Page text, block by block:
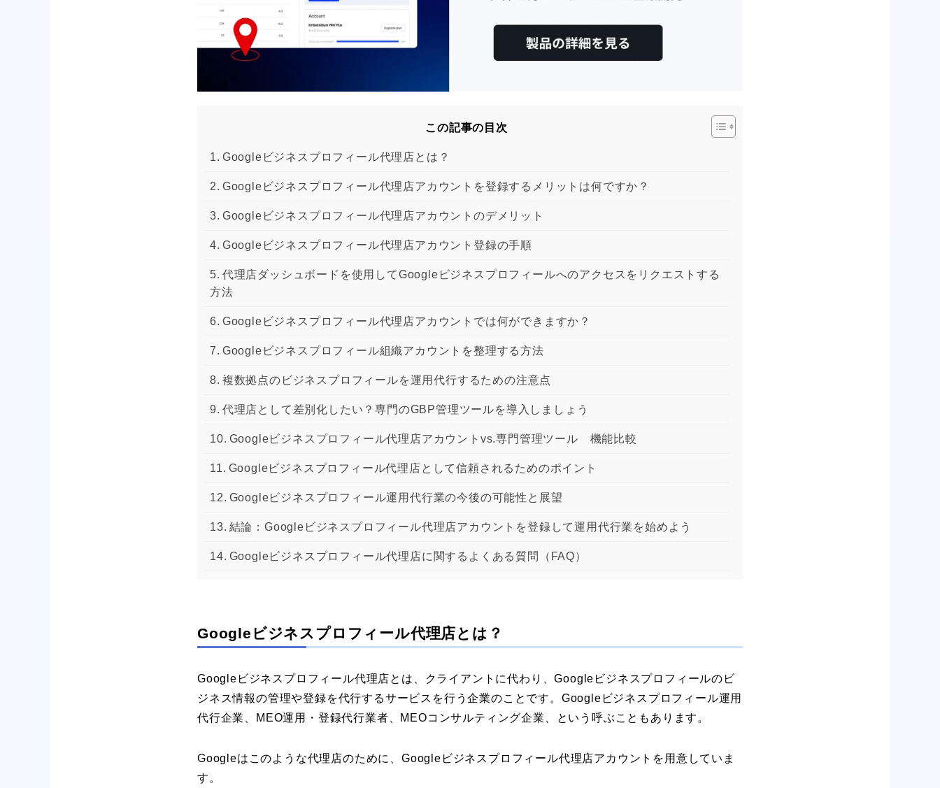
この記事の目次
Googleビジネスプロフィール代理店とは？
Googleビジネスプロフィール代理店アカウントを登録するメリットは何ですか？
Googleビジネスプロフィール代理店アカウントのデメリット
Googleビジネスプロフィール代理店アカウント登録の手順
代理店ダッシュボードを使用してGoogleビジネスプロフィールへのアクセスをリクエストする
方法
Googleビジネスプロフィール代理店アカウントでは何ができますか？
Googleビジネスプロフィール組織アカウントを整理する方法
複数拠点のビジネスプロフィールを運用代行するための注意点
代理店として差別化したい？専門のGBP管理ツールを導入しましょう
Googleビジネスプロフィール代理店アカウントvs.専門管理ツール 機能比較
Googleビジネスプロフィール代理店として信頼されるためのポイント
Googleビジネスプロフィール運用代行業の今後の可能性と展望
結論：Googleビジネスプロフィール代理店アカウントを登録して運用代行業を始めよう
Googleビジネスプロフィール代理店に関するよくある質問（FAQ）
Googleビジネスプロフィール代理店とは？
Googleビジネスプロフィール代理店とは、クライアントに代わり、Googleビジネスプロフィールのビ
ジネス情報の管理や登録を代行するサービスを行う企業のことです。Googleビジネスプロフィール運用
代行企業、MEO運用・登録代行業者、MEOコンサルティング企業、という呼ぶこともあります。
Googleはこのような代理店のために、Googleビジネスプロフィール代理店アカウントを用意していま
す。